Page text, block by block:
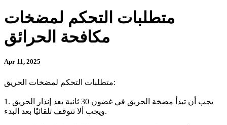
متطلبات التحكم لمضخات
مكافحة الحرائق
Apr 11, 2025
متطلبات التحكم لمضخات الحريق:
1. يجب أن تبدأ مضخة الحريق في غضون 30 ثانية بعد إنذار الحريق
ويجب ألا تتوقف تلقائيًا بعد البدء.